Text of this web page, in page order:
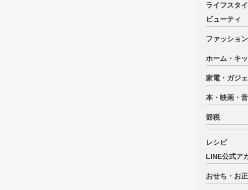
ライフスタ
ビューティ
ファッション
ホーム・キ
家電・ガジ
本・映画・
節税
レシピ
LINE公式ア
おせち・お